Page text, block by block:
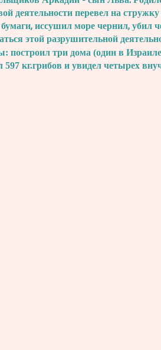
деятельности перевел на
иссушил море чернил, убил
этой разрушительной
построил три дома (один в
597 кг.грибов и увидел четырех